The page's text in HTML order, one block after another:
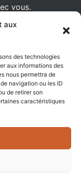
aux
des technologies
aux informations des
nous permettra de
navigation ou les ID
de retirer son
caractéristiques
vous.
depuis 1982.
à l’ouvrage.